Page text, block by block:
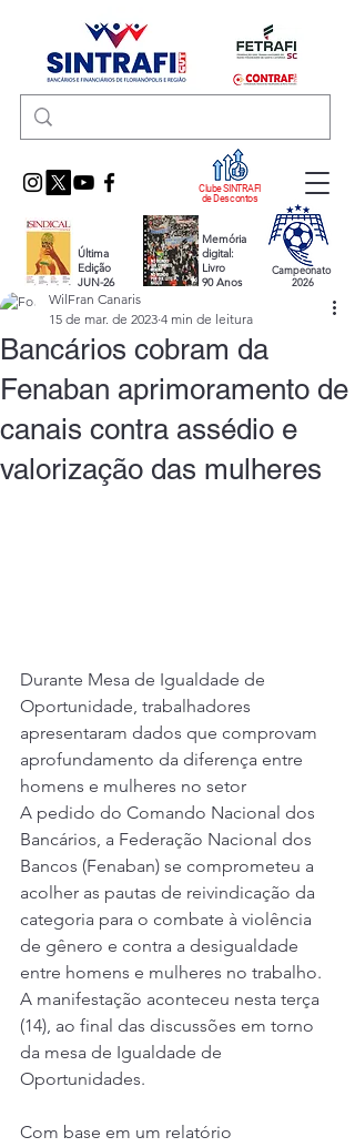
Clube SINTRAFI
de Descontos
Última
Edição
JUN-26
Memória
digital:
Livro
90 Anos
Campeonato
2026
Bancários cobram da
Fenaban aprimoramento de
canais contra assédio e
valorização das mulheres
WilFran Canaris
15 de mar. de 2023 4 min de leitura
Durante Mesa de Igualdade de
Oportunidade, trabalhadores
apresentaram dados que comprovam
aprofundamento da diferença entre
homens e mulheres no setor
A pedido do Comando Nacional dos
Bancários, a Federação Nacional dos
Bancos (Fenaban) se comprometeu a
acolher as pautas de reivindicação da
categoria para o combate à violência
de gênero e contra a desigualdade
entre homens e mulheres no trabalho.
A manifestação aconteceu nesta terça
(14), ao final das discussões em torno
da mesa de Igualdade de
Oportunidades.
Com base em um relatório